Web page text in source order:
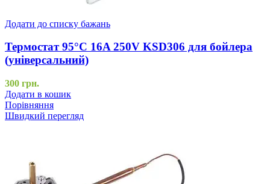
Додати до списку бажань
Термостат 95°C 16A 250V KSD306 для бойлера
(універсальний)
300 грн.
Додати в кошик
Порівняння
Швидкий перегляд